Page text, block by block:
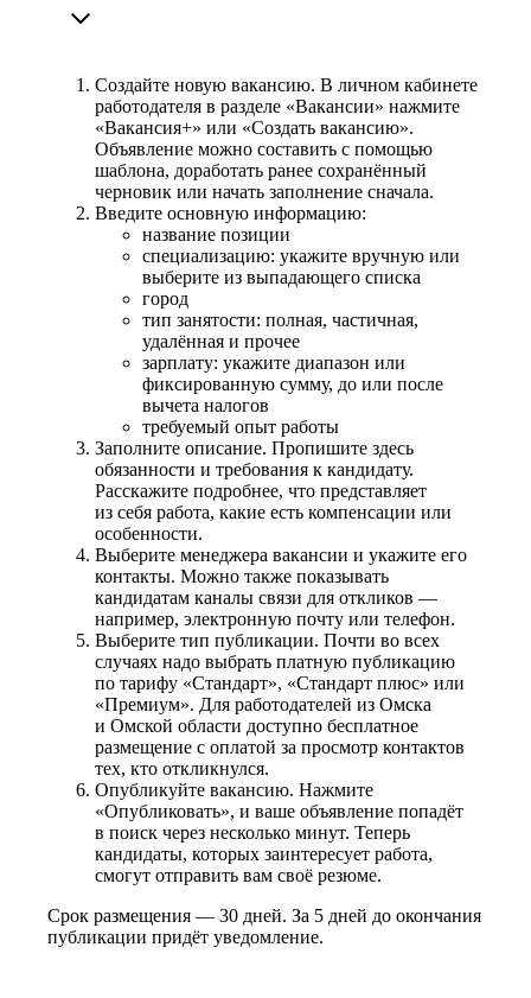
Создайте новую вакансию. В личном кабинете
работодателя в разделе «Вакансии» нажмите
«Вакансия+» или «Создать вакансию».
Объявление можно составить с помощью
шаблона, доработать ранее сохранённый
черновик или начать заполнение сначала.
Введите основную информацию:
название позиции
специализацию: укажите вручную или
выберите из выпадающего списка
город
тип занятости: полная, частичная,
удалённая и прочее
зарплату: укажите диапазон или
фиксированную сумму, до или после
вычета налогов
требуемый опыт работы
Заполните описание. Пропишите здесь
обязанности и требования к кандидату.
Расскажите подробнее, что представляет
из себя работа, какие есть компенсации или
особенности.
Выберите менеджера вакансии и укажите его
контакты. Можно также показывать
кандидатам каналы связи для откликов —
например, электронную почту или телефон.
Выберите тип публикации. Почти во всех
случаях надо выбрать платную публикацию
по тарифу «Стандарт», «Стандарт плюс» или
«Премиум». Для работодателей из Омска
и Омской области доступно бесплатное
размещение с оплатой за просмотр контактов
тех, кто откликнулся.
Опубликуйте вакансию. Нажмите
«Опубликовать», и ваше объявление попадёт
в поиск через несколько минут. Теперь
кандидаты, которых заинтересует работа,
смогут отправить вам своё резюме.
Срок размещения — 30 дней. За 5 дней до окончания
публикации придёт уведомление.